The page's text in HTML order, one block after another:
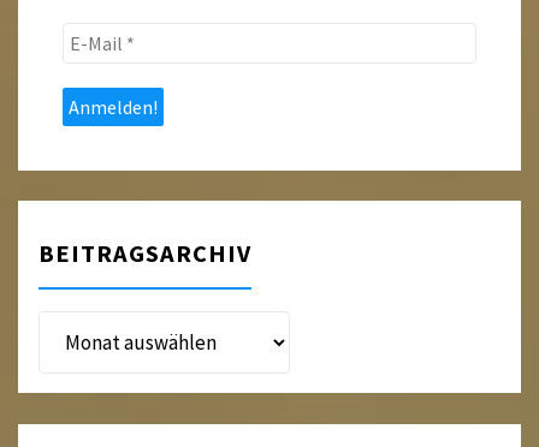
E-
*
BEITRAGSARCHIV
Beitragsarchiv